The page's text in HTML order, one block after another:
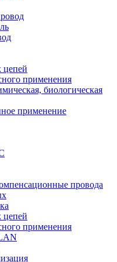
цепей
применения
биологическая
применение
провода
цепей
применения